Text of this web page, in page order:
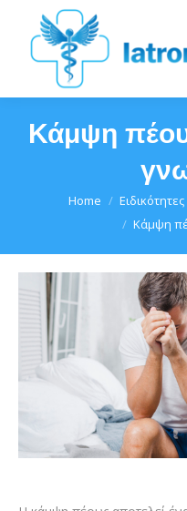
Κάμψη
You are here:
Home Ειδικότητες
Κάμψη